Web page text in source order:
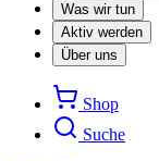
Was wir tun
Aktiv werden
Über uns
Shop
Suche